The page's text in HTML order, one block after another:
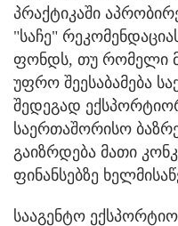
პრაქტიკაში
"საჩე"
ფონდს, თუ რომელი
უფრო შეესაბამება
შედეგად
საერთაშორისო
გაიზრდება მათი
ფინანსებზე
სააგენტო